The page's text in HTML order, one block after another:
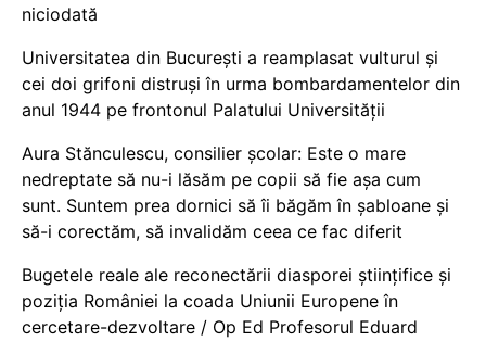
niciodată
Universitatea din București a reamplasat vulturul și
cei doi grifoni distruși în urma bombardamentelor din
anul 1944 pe frontonul Palatului Universității
Aura Stănculescu, consilier școlar: Este o mare
nedreptate să nu-i lăsăm pe copii să fie așa cum
sunt. Suntem prea dornici să îi băgăm în șabloane și
să-i corectăm, să invalidăm ceea ce fac diferit
Bugetele reale ale reconectării diasporei științifice și
poziția României la coada Uniunii Europene în
cercetare-dezvoltare / Op Ed Profesorul Eduard